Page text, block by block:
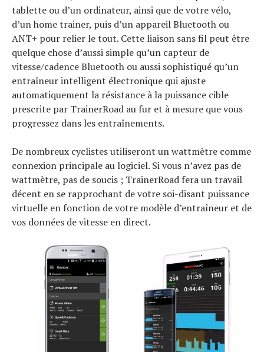
tablette ou d’un ordinateur, ainsi que de votre vélo,
d’un home trainer, puis d’un appareil Bluetooth ou
ANT+ pour relier le tout. Cette liaison sans fil peut être
quelque chose d’aussi simple qu’un capteur de
vitesse/cadence Bluetooth ou aussi sophistiqué qu’un
entraîneur intelligent électronique qui ajuste
automatiquement la résistance à la puissance cible
prescrite par TrainerRoad au fur et à mesure que vous
progressez dans les entraînements.
De nombreux cyclistes utiliseront un wattmètre comme
connexion principale au logiciel. Si vous n’avez pas de
wattmètre, pas de soucis ; TrainerRoad fera un travail
décent en se rapprochant de votre soi-disant puissance
virtuelle en fonction de votre modèle d’entraîneur et de
vos données de vitesse en direct.